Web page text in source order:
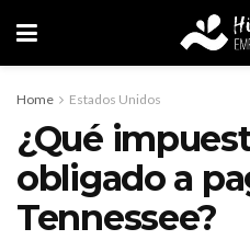
Home Estados Unidos
¿Qué
obligado a
Tennessee?